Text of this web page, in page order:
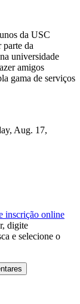
da USC
da
universidade
amigos
gama de serviços
inscrição online
digite
e selecione o